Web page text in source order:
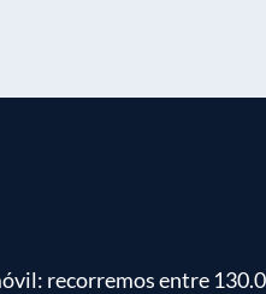
recorremos entre